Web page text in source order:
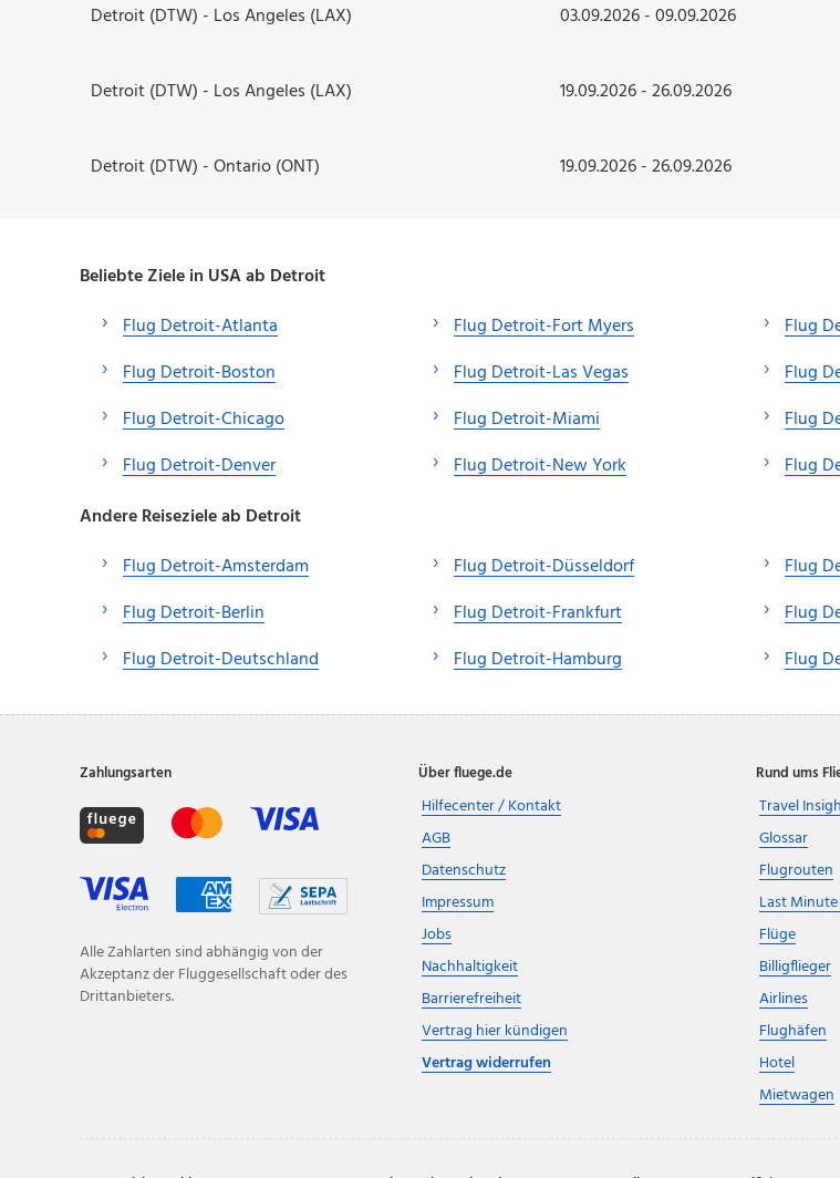
Detroit (DTW) - Los Angeles (LAX) 03.09.2026 - 09.09.2026
Detroit (DTW) - Los Angeles (LAX) 19.09.2026 - 26.09.2026
Detroit (DTW) - Ontario (ONT) 19.09.2026 - 26.09.2026
Beliebte Ziele in USA ab Detroit
Flug Detroit-Atlanta
Flug Detroit-Boston
Flug Detroit-Chicago
Flug Detroit-Denver
Flug Detroit-Fort Myers
Flug Detroit-Las Vegas
Flug Detroit-Miami
Flug Detroit-New York
Flug
Flug
Flug
Flug
Andere Reiseziele ab Detroit
Flug Detroit-Amsterdam
Flug Detroit-Berlin
Flug Detroit-Deutschland
Flug Detroit-Düsseldorf
Flug Detroit-Frankfurt
Flug Detroit-Hamburg
Flug
Flug
Flug